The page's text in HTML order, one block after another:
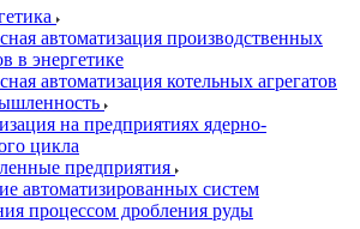
автоматизация производственных
в энергетике
автоматизация котельных агрегатов
на предприятиях ядерно-
цикла
предприятия
автоматизированных систем
процессом дробления руды